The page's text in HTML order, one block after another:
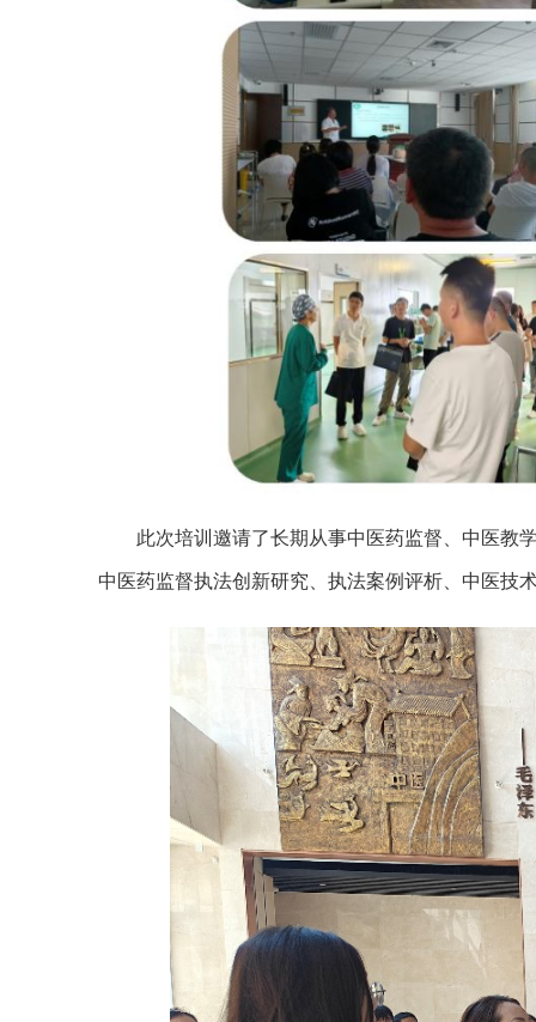
此次培训邀请了长期从事中医药监督、中医教
中医药监督执法创新研究、执法案例评析、中医技